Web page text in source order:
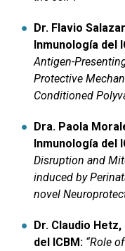
Dr. Flavio
Inmunología del
Antigen-
Protective
Conditioned
Dra. Paola
Inmunología del
Disruption and
induced by
novel
Dr. Claudio
del ICBM: “Role